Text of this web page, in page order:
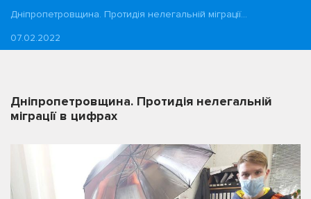
Дніпропетровщина. Протидія нелегальній міграції…
07.02.2022
Дніпропетровщина. Протидія нелегальній
міграції в цифрах